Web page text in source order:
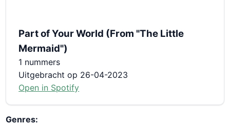
Part of Your World (From "The Little
Mermaid")
1 nummers
Uitgebracht op 26-04-2023
Open in Spotify
Genres: